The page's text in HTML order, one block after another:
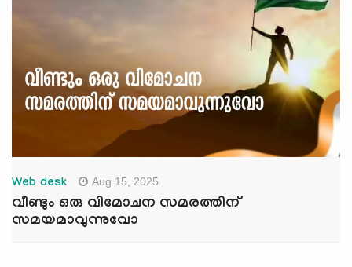
Web desk Aug 15, 2025
വീണ്ടും ഒരു വിമോചന സമരത്തിന്
സമയമാവുന്നുവോ